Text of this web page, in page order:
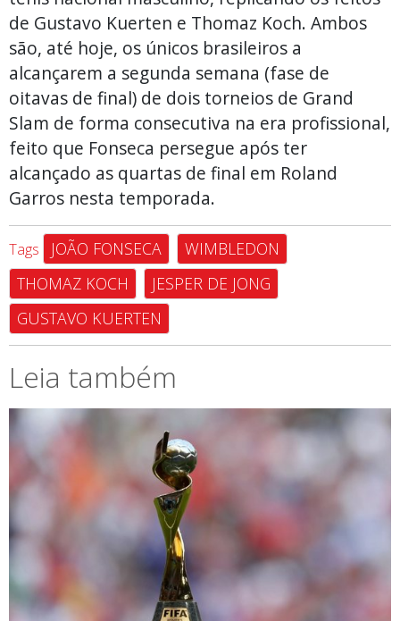
de Gustavo Kuerten e Thomaz Koch. Ambos
são, até hoje, os únicos brasileiros a
alcançarem a segunda semana (fase de
oitavas de final) de dois torneios de Grand
Slam de forma consecutiva na era profissional,
feito que Fonseca persegue após ter
alcançado as quartas de final em Roland
Garros nesta temporada.
Tags JOÃO FONSECA
WIMBLEDON
THOMAZ KOCH
JESPER DE JONG
GUSTAVO KUERTEN
Leia também